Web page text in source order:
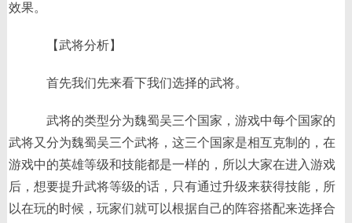
效果。
【武将分析】
首先我们先来看下我们选择的武将。
武将的类型分为魏蜀吴三个国家，游戏中每个国家的
武将又分为魏蜀吴三个武将，这三个国家是相互克制的，在
游戏中的英雄等级和技能都是一样的，所以大家在进入游戏
后，想要提升武将等级的话，只有通过升级来获得技能，所
以在玩的时候，玩家们就可以根据自己的阵容搭配来选择合